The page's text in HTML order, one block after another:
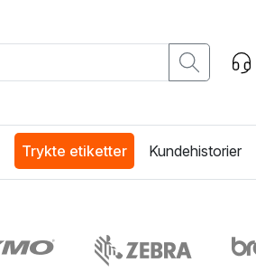
Trykte etiketter Kundehistorier